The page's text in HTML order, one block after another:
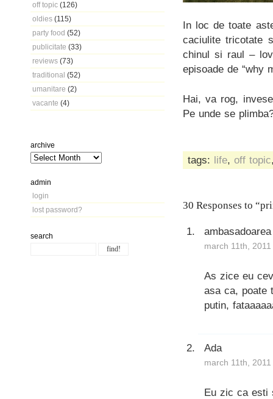
off topic (126)
oldies (115)
party food (52)
publicitate (33)
reviews (73)
traditional (52)
umanitare (2)
vacante (4)
archive
admin
login
lost password?
search
In loc de toate
caciulite tricotate
chinul si raul –
episoade de “why
Hai, va rog,
Pe unde se
tags: life, off topic
30 Responses to
ambasadoarea
march 11th,
As zice eu
asa ca, poate
putin,
Ada
march 11th,
Eu zic ca esti